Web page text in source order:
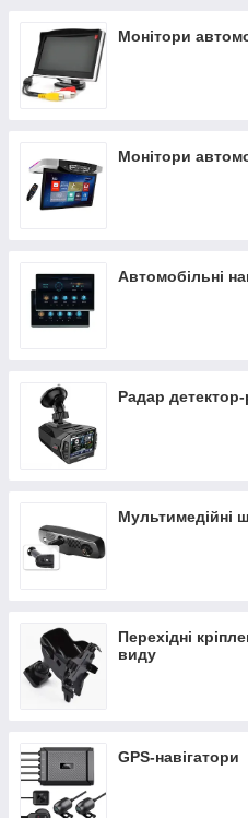
Монітори
Монітори
Автомобільні
Радар
Мультимедійні
Перехідні
виду
GPS-навігатори